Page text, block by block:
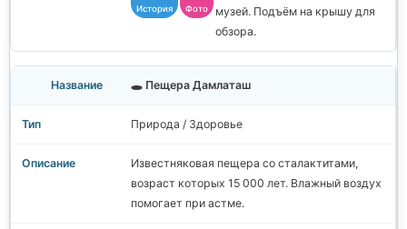
История
Фото
музей. Подъём на крышу для
обзора.
🕳️ Пещера Дамлаташ
Природа / Здоровье
Известняковая пещера со сталактитами,
возраст которых 15 000 лет. Влажный воздух
помогает при астме.